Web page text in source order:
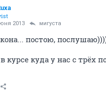
2013 мигуста
постою,
курсе куда у нас с трёх